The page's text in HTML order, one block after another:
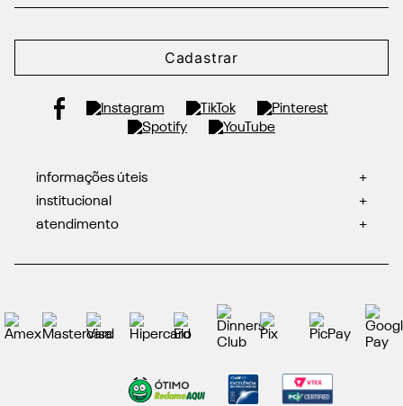
Cadastrar
informações úteis
+
institucional
+
atendimento
+